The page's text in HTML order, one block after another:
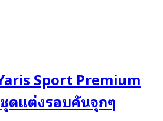
Sport Premium
ดแต่งรอบคันจุกๆ